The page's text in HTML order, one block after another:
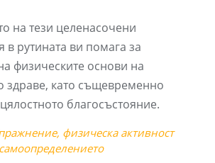
на тези целенасочени
в рутината ви помага за
физическите основи на
здраве, като същевременно
благосъстояние.
физическа активност